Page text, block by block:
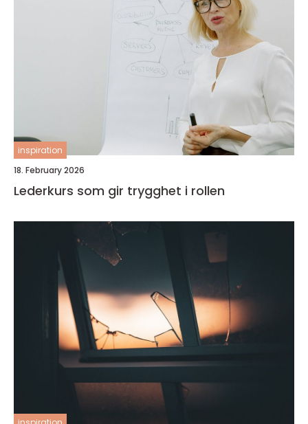
inspiration
18. February 2026
Lederkurs som gir trygghet i rollen